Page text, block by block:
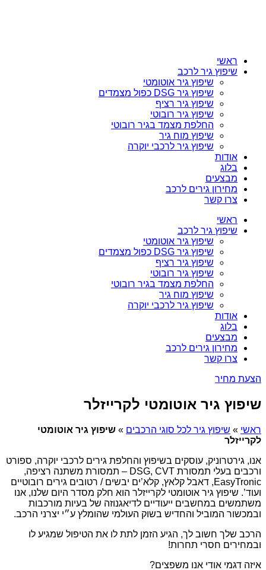
ראשי
שיפוץ גיר לרכב
שיפוץ גיר אוטומטי
שיפוץ גיר DSG כפול מצמדים
שיפוץ גיר רציף
שיפוץ גיר רובוטי
החלפת מצמד בגיר רובוטי
שיפוץ מוח גיר
שיפוץ גיר לרכבי יוקרה
אודות
בלוג
מבצעים
מחירון גירים לרכב
צרו קשר
ראשי
שיפוץ גיר לרכב
שיפוץ גיר אוטומטי
שיפוץ גיר DSG כפול מצמדים
שיפוץ גיר רציף
שיפוץ גיר רובוטי
החלפת מצמד בגיר רובוטי
שיפוץ מוח גיר
שיפוץ גיר לרכבי יוקרה
אודות
בלוג
מבצעים
מחירון גירים לרכב
צרו קשר
הצעת מחיר
שיפוץ גיר אוטומטי לקרייזלר
ראשי » שיפוץ גיר לכל סוגי הרכבים » שיפוץ גיר אוטומטי
לקרייזלר
אנו, גירטרוניק, עוסקים בשיפוץ והחלפת גירים לרכבי יוקרה, ספורט
ורכבים בעלי תמסורת DSG, CVT – תמסורת משתנה רציפה,
EasyTronic, דאבל קלאץ, קלא’ים יבשים / רטובים גירים רובוטיים
ועוד’. שיפוץ גיר אוטומטי לקרייזלר הוא חלק מסדר היום שלנו, אנו
משתמשים במחשבים ייעודיים לדיאגנוזה של בעיות מורכבות
ובמכשור המוביל והחדיש בשוק העולמי שהומלץ ע״י יצרני הרכב.
הרכב שלך חשוב לך, הגיע הזמן לתת לו את הטיפול שמגיע לו
ובמחירים חסרי תחרות!
איזה דגמי אודי אנו משפצים?